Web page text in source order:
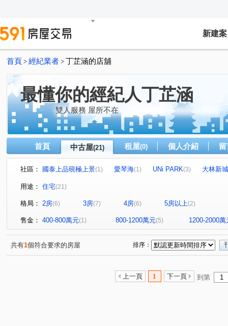
新建案
首頁 > 經紀業者 > 丁芷涵的店舖
最懂你的經紀人丁芷涵
雙人服務 屋所不在
首頁 中古屋(21) 租屋(0) 個人介紹
社區： 國泰上品硯極上景(1) 愛琴海(1) UNi PARK(3)
大林新
文府硯
中華東路二段 (1) 國平北路(1) 郡平路(3) 勝利路
民生路二段(1) (1) 大灣路(1) 西勢路 (1)
歸仁
湖美二街(1) 平道二路(1) 安和路一段(1) 建平七街(1)
海安路三段(1)
用途： 住宅(21)
格局： 2房(6) 3房(7) 4房(6) 5房以上(2)
售金： 400-800萬元(1) 800-1200萬元(5) 1200-2000萬
共有1個符合要求的房屋 排序：
上一頁 1 下一頁 到第